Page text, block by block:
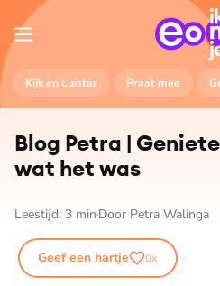
Kijk en Luister Praat mee
Blog Petra |
wat het was
Leestijd: 3 min Door Petra Walinga
Geef een hartje 0x